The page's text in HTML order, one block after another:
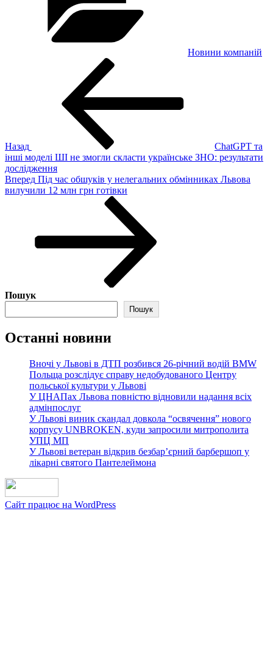
Новини компаній
Назад
ChatGPT та
інші моделі ШІ не змогли скласти українське ЗНО: результати
дослідження
Наступний
запис
Вперед Під час обшуків у нелегальних обмінниках Львова
вилучили 12 млн грн готівки
Пошук
Пошук
Останні новини
Вночі у Львові в ДТП розбився 26-річний водій BMW
Польща розслідує справу недобудованого Центру
польської культури у Львові
У ЦНАПах Львова повністю відновили надання всіх
адмінпослуг
У Львові виник скандал довкола “освячення” нового
корпусу UNBROKEN, куди запросили митрополита
УПЦ МП
У Львові ветеран відкрив безбар’єрний барбершоп у
лікарні святого Пантелеймона
Сайт працює на WordPress